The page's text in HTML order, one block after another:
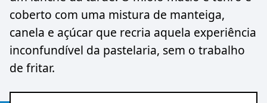
coberto com uma mistura de manteiga,
canela e açúcar que recria aquela experiência
inconfundível da pastelaria, sem o trabalho
de fritar.